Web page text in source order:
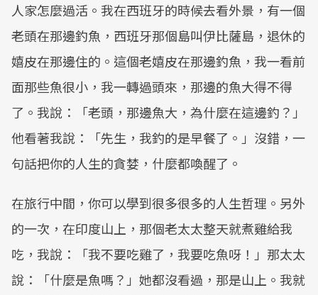
人家怎麼過活。我在西班牙的時候去看外景，有一個
老頭在那邊釣魚，西班牙那個島叫伊比薩島，退休的
嬉皮在那邊住的。這個老嬉皮在那邊釣魚，我一看前
面那些魚很小，我一轉過頭來，那邊的魚大得不得
了。我說：「老頭，那邊魚大，為什麼在這邊釣？」
他看著我說：「先生，我釣的是早餐了。」沒錯，一
句話把你的人生的貪婪，什麼都喚醒了。
在旅行中間，你可以學到很多很多的人生哲理。另外
的一次，在印度山上，那個老太太整天就煮雞給我
吃，我說：「我不要吃雞了，我要吃魚呀！」那太太
說：「什麼是魚嗎？」她都沒看過，那是山上。我就